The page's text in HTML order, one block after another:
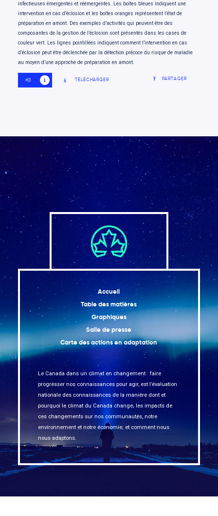
infectieuses émergentes et réémergentes. Les boîtes bleues indiquent une
intervention en cas d’éclosion et les boîtes oranges représentent l’état de
préparation en amont. Des exemples d’activités qui peuvent être des
composantes de la gestion de l’éclosion sont présentés dans les cases de
couleur vert. Les lignes pointillées indiquent comment l’intervention en cas
d’éclosion peut être déclenchée par la détection précoce du risque de maladie
au moyen d’une approche de préparation en amont.
HD SD TÉLÉCHARGER PARTAGER
Accueil
Table des matières
Graphiques
Salle de presse
Carte des actions en adaptation
Le Canada dans un climat en changement : faire
progresser nos connaissances pour agir, est l’évaluation
nationale des connaissances de la manière dont et
pourquoi le climat du Canada change; les impacts de
ces changements sur nos communautés, notre
environnement et notre économie; et comment nous
nous adaptons.